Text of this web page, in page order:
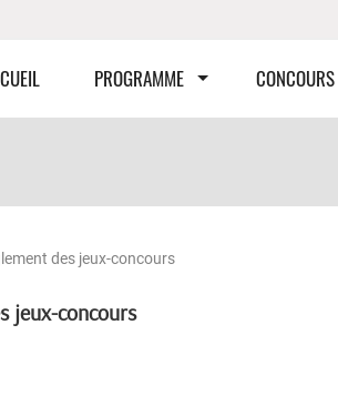
PROGRAMME CONCOURS
des jeux-concours
jeux-concours